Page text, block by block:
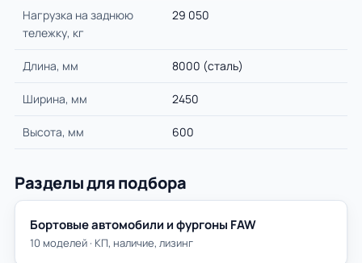
Нагрузка на заднюю
тележку, кг
29 050
Длина, мм 8000 (сталь)
Ширина, мм 2450
Высота, мм 600
Разделы для подбора
Бортовые автомобили и фургоны FAW
10 моделей · КП, наличие, лизинг